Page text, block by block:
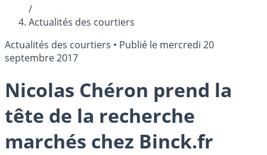
/
Actualités des courtiers
Actualités des courtiers • Publié le mercredi 20
septembre 2017
Nicolas Chéron prend la
tête de la recherche
marchés chez Binck.fr